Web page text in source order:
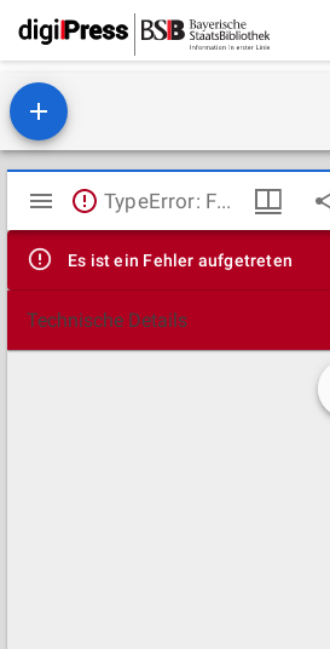
Mirador
Viewer
TypeError: Failed to fetch
Es ist ein Fehler aufgetreten
Technische Details